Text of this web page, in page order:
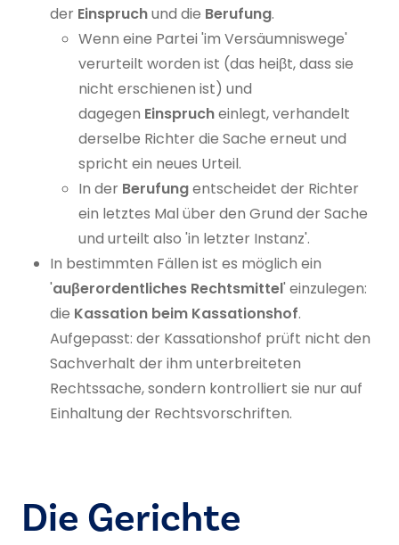
der Einspruchund die Berufung.
Wenn eine Partei 'im Versäumniswege'
verurteilt worden ist (das heiβt, dass sie
nicht erschienen ist) und
dagegen Einsprucheinlegt, verhandelt
derselbe Richter die Sache erneut und
spricht ein neues Urteil.
In der Berufungentscheidet der Richter
ein letztes Mal über den Grund der Sache
und urteilt also 'in letzter Instanz'.
In bestimmten Fällen ist es möglich ein
'auβerordentliches Rechtsmittel' einzulegen:
die Kassation beim Kassationshof.
Aufgepasst: der Kassationshof prüft nicht den
Sachverhalt der ihm unterbreiteten
Rechtssache, sondern kontrolliert sie nur auf
Einhaltung der Rechtsvorschriften.
Die Gerichte